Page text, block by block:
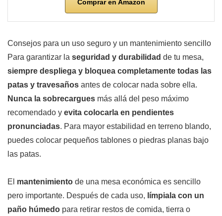
Comprar en Amazon
Consejos para un uso seguro y un mantenimiento sencillo
Para garantizar la seguridad y durabilidad de tu mesa,
siempre despliega y bloquea completamente todas las
patas y travesaños antes de colocar nada sobre ella.
Nunca la sobrecargues más allá del peso máximo
recomendado y evita colocarla en pendientes
pronunciadas. Para mayor estabilidad en terreno blando,
puedes colocar pequeños tablones o piedras planas bajo
las patas.
El mantenimiento de una mesa económica es sencillo
pero importante. Después de cada uso, límpiala con un
paño húmedo para retirar restos de comida, tierra o